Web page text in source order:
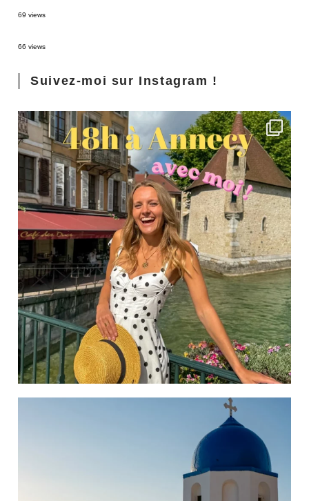
69 views
66 views
Suivez-moi sur Instagram !